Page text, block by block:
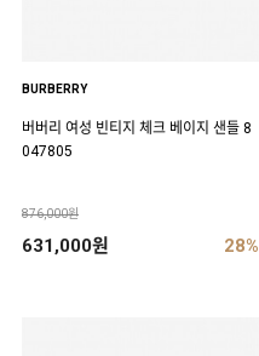
BURBERRY
버버리 여성 빈티지 체크 베이지 샌들 8
047805
876,000원
631,000원 28%